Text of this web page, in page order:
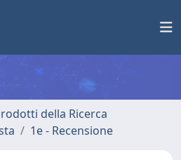
della Ricerca
1e - Recensione